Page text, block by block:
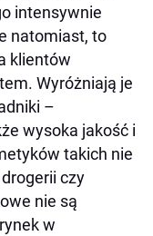
intensywnie
natomiast, to
klientów
Wyróżniają je
–
wysoka jakość i
takich nie
czy
nie są
w